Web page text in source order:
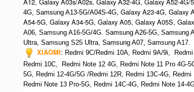
A12, Galaxy A03s/A02s, Galaxy A32-4G, Galaxy A52-
4G, Samsung A13-5G/A04S-4G, Galaxy A23-4G, Galaxy
A54-5G, Galaxy A34-5G, Galaxy A05, Galaxy A05S,
A06, Samsung A16-5G/4G. Samsung A26-5G, Samsung
Ultra, Samsung S25 Ultra, Samsung A07, Samsung A17.
XIAOMI: Redmi 9C/Redmi 10A, Redmi 9A/9i,
Redmi 10C, Redmi Note 12 4G, Redmi Note 11 Pro 4G-
5G, Redmi 12-4G/5G /Redmi 12R, Redmi 13C-4G,
Redmi Note 13 Pro-5G, Redmi 14C-4G, Redmi Note 14-